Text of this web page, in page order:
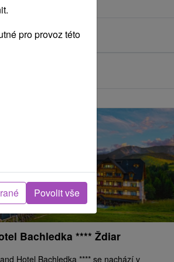
Bachledka **** Ždiar
Hotel Bachledka **** se nachází v
pro provoz této
Povolit vše